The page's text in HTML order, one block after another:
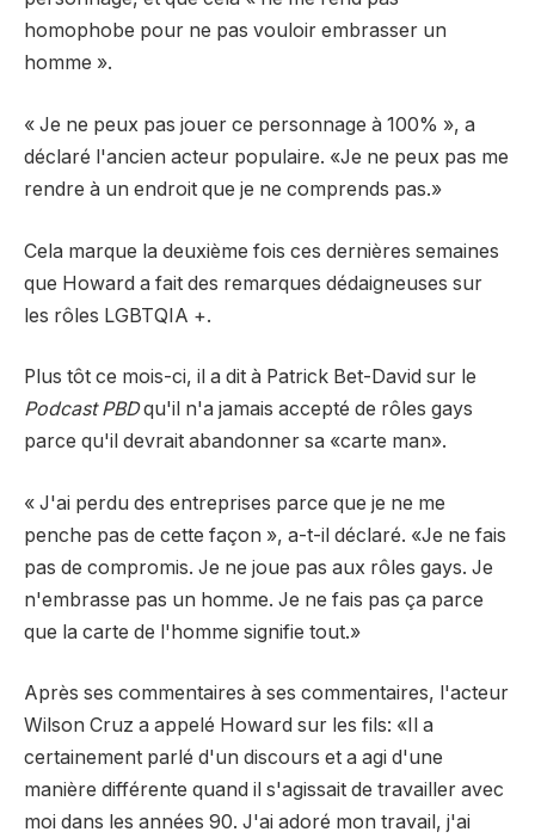
homophobe pour ne pas vouloir embrasser un
homme ».
« Je ne peux pas jouer ce personnage à 100% », a
déclaré l'ancien acteur populaire. «Je ne peux pas me
rendre à un endroit que je ne comprends pas.»
Cela marque la deuxième fois ces dernières semaines
que Howard a fait des remarques dédaigneuses sur
les rôles LGBTQIA +.
Plus tôt ce mois-ci, il a dit à Patrick Bet-David sur le
Podcast PBDqu'il n'a jamais accepté de rôles gays
parce qu'il devrait abandonner sa «carte man».
« J'ai perdu des entreprises parce que je ne me
penche pas de cette façon », a-t-il déclaré. «Je ne fais
pas de compromis. Je ne joue pas aux rôles gays. Je
n'embrasse pas un homme. Je ne fais pas ça parce
que la carte de l'homme signifie tout.»
Après ses commentaires à ses commentaires, l'acteur
Wilson Cruz a appelé Howard sur les fils: «Il a
certainement parlé d'un discours et a agi d'une
manière différente quand il s'agissait de travailler avec
moi dans les années 90. J'ai adoré mon travail, j'ai